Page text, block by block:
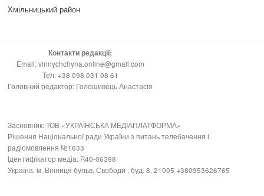
Хмільницький район
Контакти редакції:
Email: vinnychchyna.online@gmail.com
Тел: +38 098 031 08 61
Головний редактор: Голошивець Анастасія
Засновник: ТОВ «УКРАЇНСЬКА МЕДІАПЛАТФОРМА»
Рішення Національної ради України з питань телебачення і
радіомовлення №1633
Ідентифікатор медіа: R40-06398
Україна, м. Вінниця бульв. Свободи , буд. 8, 21005 +380953626765